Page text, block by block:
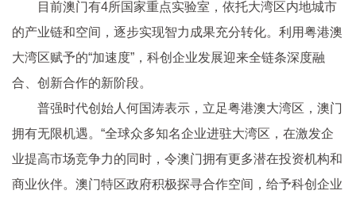
目前澳门有4所国家重点实验室，依托大湾区内地城市
的产业链和空间，逐步实现智力成果充分转化。利用粤港澳
大湾区赋予的“加速度”，科创企业发展迎来全链条深度融
合、创新合作的新阶段。
普强时代创始人何国涛表示，立足粤港澳大湾区，澳门
拥有无限机遇。“全球众多知名企业进驻大湾区，在激发企
业提高市场竞争力的同时，令澳门拥有更多潜在投资机构和
商业伙伴。澳门特区政府积极探寻合作空间，给予科创企业